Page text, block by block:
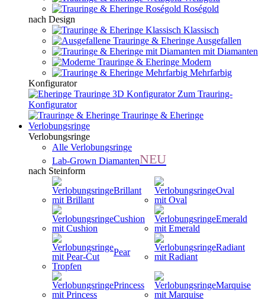
Roségold
nach Design
Klassisch
Ausgefallen
mit Diamanten
Modern
Mehrfarbig
Konfigurator
Zum Trauring-
Konfigurator
Trauringe & Eheringe
Verlobungsringe
Verlobungsringe
Alle Verlobungsringe
Lab-Grown DiamantenNEU
nach Steinform
Brillant
Oval
Cushion Emerald
Pear Radiant
Princess
Marquise